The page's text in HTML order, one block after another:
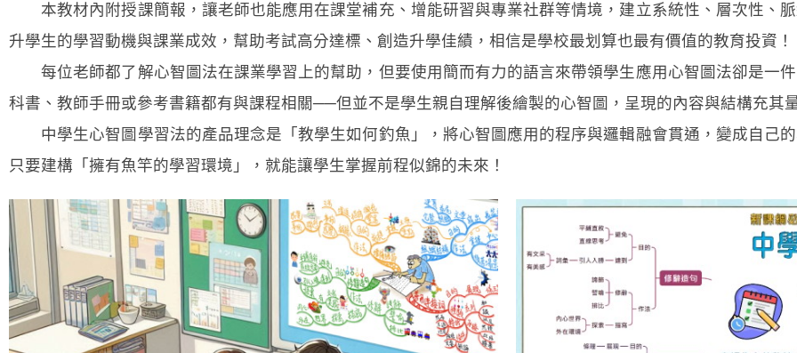
本教材內附授課簡報，讓老師也能應用在課堂補充、增能研習與專業社群等情境，建立系統性、層次性、
升學生的學習動機與課業成效，幫助考試高分達標、創造升學佳績，相信是學校最划算也最有價值的教育投資！
每位老師都了解心智圖法在課業學習上的幫助，但要使用簡而有力的語言來帶領學生應用心智圖法卻是一
科書、教師手冊或參考書籍都有與課程相關──但並不是學生親自理解後繪製的心智圖，呈現的內容與結構充其
中學生心智圖學習法的產品理念是「教學生如何釣魚」，將心智圖應用的程序與邏輯融會貫通，變成自己
只要建構「擁有魚竿的學習環境」，就能讓學生掌握前程似錦的未來！